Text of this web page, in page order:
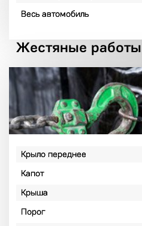
Весь автомобиль
Жестяные работы
Крыло переднее
Капот
Крыша
Порог